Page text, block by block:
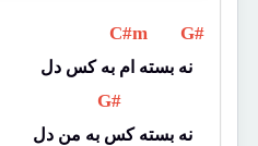
C#m G#
نه بسته ام به کس دل
G#
نه بسته کس به من دل